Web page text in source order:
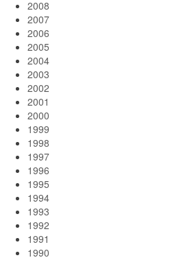
2008
2007
2006
2005
2004
2003
2002
2001
2000
1999
1998
1997
1996
1995
1994
1993
1992
1991
1990